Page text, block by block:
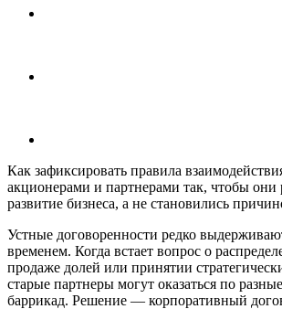
Как зафиксировать правила
акционерами и партнерами так, чтобы они
развитие бизнеса, а не становились
Устные договоренности редко
временем. Когда встает вопрос о
продаже долей или принятии
старые партнеры могут оказаться по
баррикад. Решение — корпоративный